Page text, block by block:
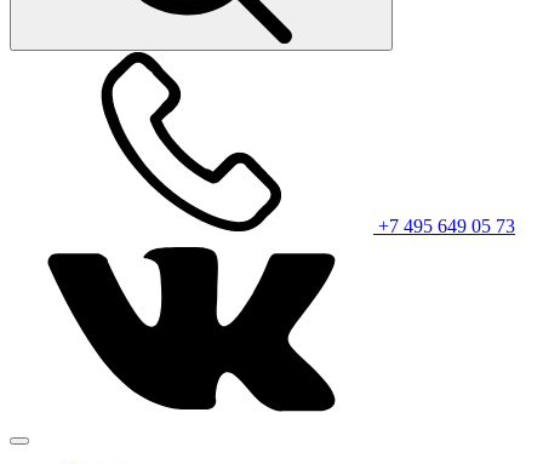
+7 495 649 05 73